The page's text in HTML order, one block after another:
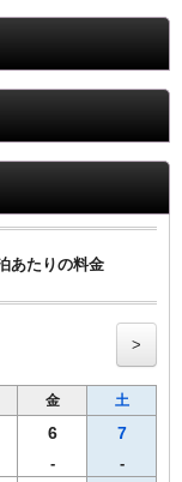
あたりの料金
>
金 土
6
-
7
-